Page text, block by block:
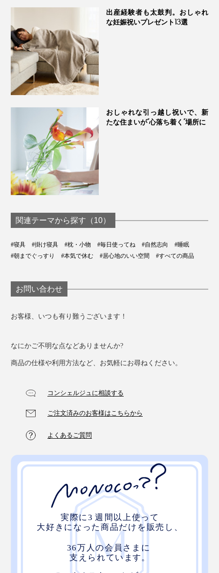
出産経験者も太鼓判。おしゃれ
な妊娠祝いプレゼント13選
おしゃれな引っ越し祝いで、新
たな住まいが“心落ち着く“場所に
関連テーマから探す（10）
#寝具 #掛け寝具 #枕・小物 #毎日使ってね #自然志向
#睡眠
#朝までぐっすり
#本気で休む #居心地のいい空間 #すべての商品
お問い合わせ
お客様、いつも有り難うございます！
なにかご不明な点などありませんか?
商品の仕様や利用方法など、お気軽にお尋ねください。
コンシェルジュに相談する
ご注文済みのお客様はこちらから
よくあるご質問